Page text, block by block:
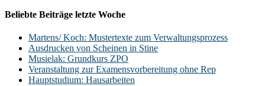
Beliebte Beiträge letzte Woche
Martens/ Koch: Mustertexte zum Verwaltungsprozess
Ausdrucken von Scheinen in Stine
Musielak: Grundkurs ZPO
Veranstaltung zur Examensvorbereitung ohne Rep
Hauptstudium: Hausarbeiten